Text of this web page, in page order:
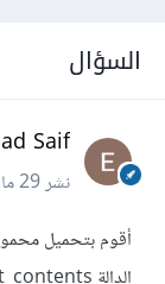
السؤال
Saif
نشر29 مارس 2022
أقوم بتحميل